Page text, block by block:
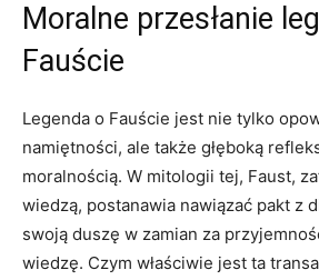
Moralne przesłanie
Fauście
Legenda o Fauście jest nie tylko
namiętności, ale także głęboką
moralnością. W mitologii tej, Faust,
wiedzą, postanawia nawiązać pakt z
swoją duszę w zamian za
wiedzę. Czym właściwie jest ta